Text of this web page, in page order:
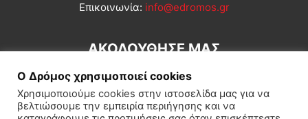
Επικοινωνία: info@edromos.gr
ΑΚΟΛΟΥΘΗΣΕ ΜΑΣ
Ο Δρόμος χρησιμοποιεί cookies
Χρησιμοποιούμε cookies στην ιστοσελίδα μας για να
βελτιώσουμε την εμπειρία περιήγησης και να